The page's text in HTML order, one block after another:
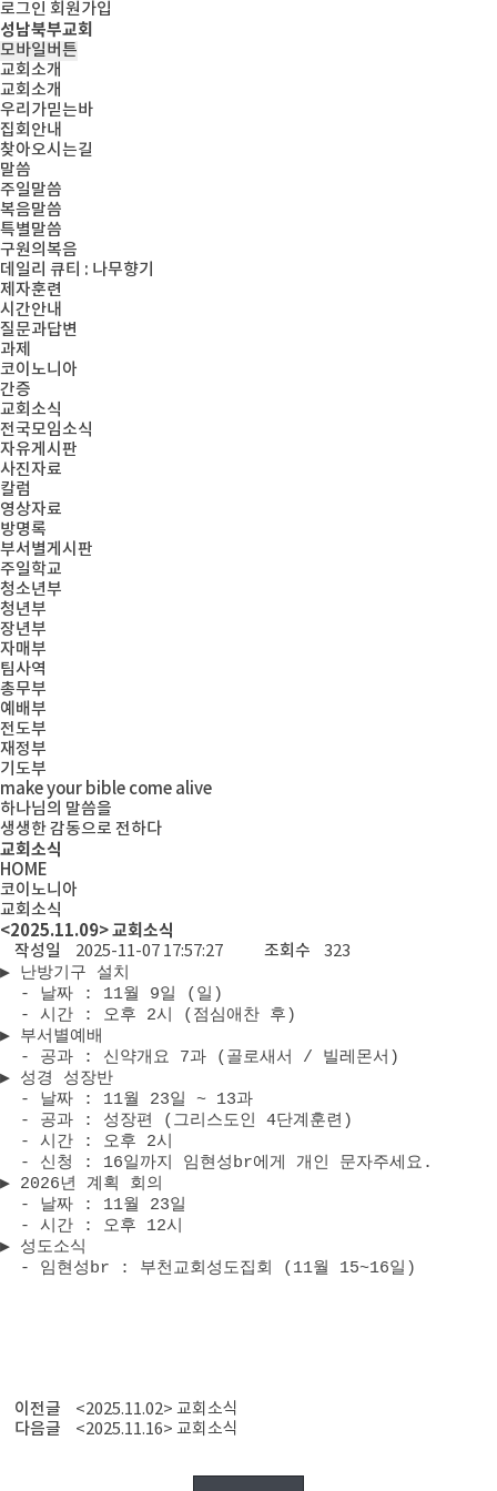
로그인 회원가입
성남북부교회
모바일버튼
교회소개
교회소개
우리가믿는바
집회안내
찾아오시는길
말씀
주일말씀
복음말씀
특별말씀
구원의복음
데일리 큐티 : 나무향기
제자훈련
시간안내
질문과답변
과제
코이노니아
간증
교회소식
전국모임소식
자유게시판
사진자료
칼럼
영상자료
방명록
부서별게시판
주일학교
청소년부
청년부
장년부
자매부
팀사역
총무부
예배부
전도부
재정부
기도부
make your bible come alive
하나님의 말씀을
생생한 감동으로 전하다
교회소식
HOME
코이노니아
교회소식
<2025.11.09> 교회소식
작성일 2025-11-07 17:57:27 조회수
323
▶ 난방기구 설치
- 날짜 : 11월 9일 ( 일 )
- 시간 : 오후 2시 ( 점심애찬 후 )
▶ 부서별예배
- 공과 : 신약개요 7과 ( 골로새서 / 빌레몬서 )
▶ 성경 성장반
- 날짜 : 11월 23일 ~ 13과
- 공과 : 성장편 ( 그리스도인 4단계훈련 )
- 시간 : 오후 2시
- 신청 : 16일까지 임현성br에게 개인 문자주세요 .
▶ 2026년 계획 회의
- 날짜 : 11월 23일
- 시간 : 오후 12시
▶ 성도소식
- 임현성br : 부천교회성도집회 (11월 15~16일 )
이전글
<2025.11.02> 교회소식
다음글
<2025.11.16> 교회소식